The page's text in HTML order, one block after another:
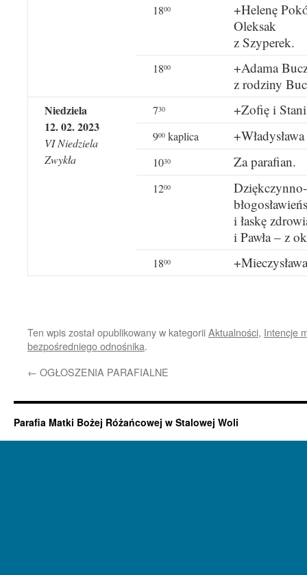
1800
+Helenę
Oleksak
z Szyperek.
1800
+Adama
z rodziny
Niedziela
12. 02. 2023
VI Niedziela
Zwykła
730 +Zofię i
900 kaplica
1030 Za parafian.
1200
i łaskę
i Pawła – z
1800
Ten wpis został opublikowany w kategoriiAktualności, Intencje
bezpośredniego odnośnika.
← OGŁOSZENIA PARAFIALNE
Parafia Matki Bożej Różańcowej w Stalowej Woli